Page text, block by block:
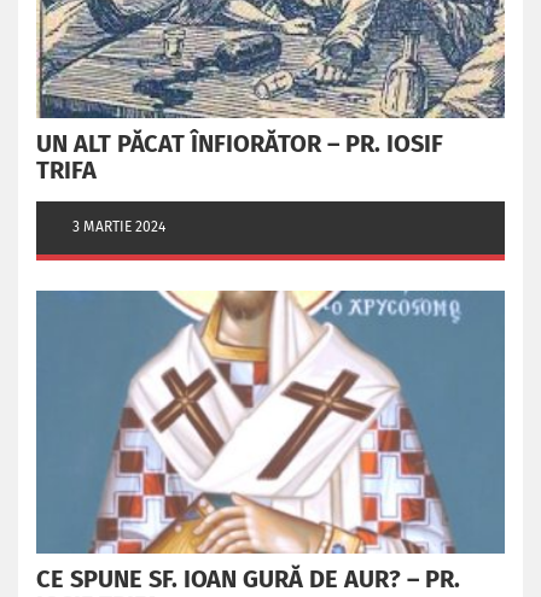
UN ALT PĂCAT ÎNFIORĂTOR – PR. IOSIF
TRIFA
3 MARTIE 2024
CE SPUNE SF. IOAN GURĂ DE AUR? – PR.